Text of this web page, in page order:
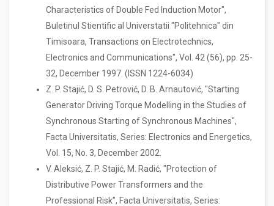
Characteristics of Double Fed Induction Motor",
Buletinul Stientific al Universtatii "Politehnica" din
Timisoara, Transactions on Electrotechnics,
Electronics and Communications", Vol. 42 (56), pp. 25-
32, December 1997. (ISSN 1224-6034)
Z. P. Stajić, D. S. Petrović, D. B. Arnautović, "Starting
Generator Driving Torque Modelling in the Studies of
Synchronous Starting of Synchronous Machines",
Facta Universitatis, Series: Electronics and Energetics,
Vol. 15, No. 3, December 2002.
V. Aleksić, Z. P. Stajić, M. Radić, "Protection of
Distributive Power Transformers and the
Professional Risk”, Facta Universitatis, Series: